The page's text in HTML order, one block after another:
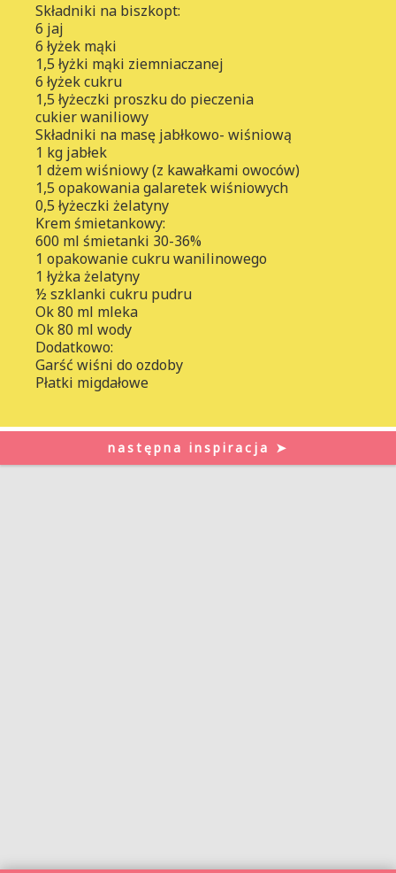
Składniki na biszkopt:
6 jaj
6 łyżek mąki
1,5 łyżki mąki ziemniaczanej
6 łyżek cukru
1,5 łyżeczki proszku do pieczenia
cukier waniliowy
Składniki na masę jabłkowo- wiśniową
1 kg jabłek
1 dżem wiśniowy (z kawałkami owoców)
1,5 opakowania galaretek wiśniowych
0,5 łyżeczki żelatyny
Krem śmietankowy:
600 ml śmietanki 30-36%
1 opakowanie cukru wanilinowego
1 łyżka żelatyny
½ szklanki cukru pudru
Ok 80 ml mleka
Ok 80 ml wody
Dodatkowo:
Garść wiśni do ozdoby
Płatki migdałowe
następna inspiracja ➤